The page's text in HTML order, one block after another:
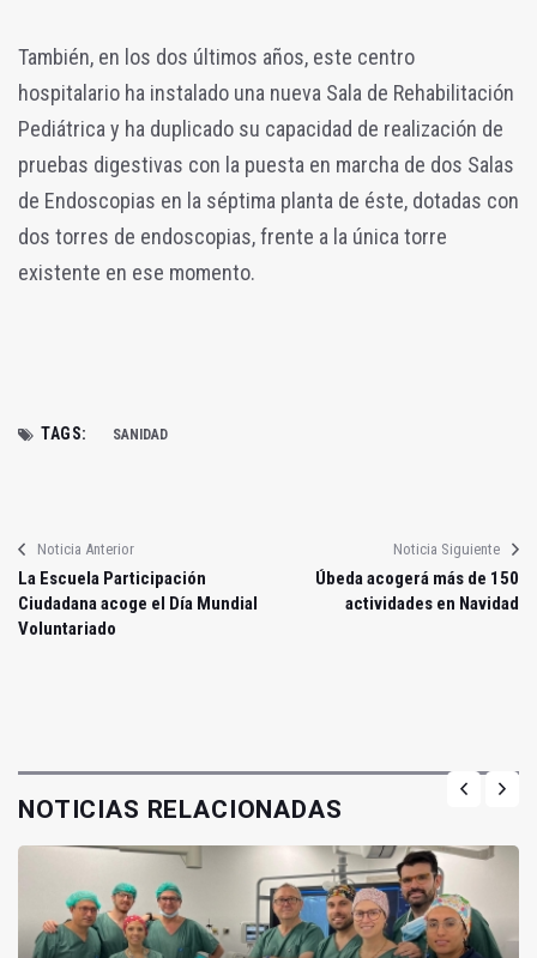
También, en los dos últimos años, este centro
hospitalario ha instalado una nueva Sala de Rehabilitación
Pediátrica y ha duplicado su capacidad de realización de
pruebas digestivas con la puesta en marcha de dos Salas
de Endoscopias en la séptima planta de éste, dotadas con
dos torres de endoscopias, frente a la única torre
existente en ese momento.
TAGS: SANIDAD
Noticia Anterior
La Escuela Participación
Ciudadana acoge el Día Mundial
Voluntariado
Noticia Siguiente
Úbeda acogerá más de 150
actividades en Navidad
NOTICIAS RELACIONADAS